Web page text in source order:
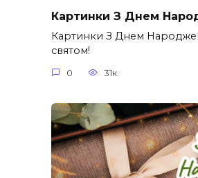
Картинки З Днем
Картинки З Днем
святом!
0 31к.